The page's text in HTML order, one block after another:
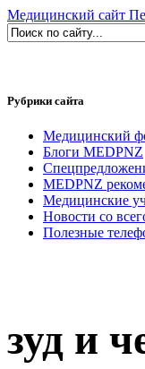
Медицинский сайт
Рубрики сайта
Медицинский
Блоги MEDPNZ
MEDPNZ
Медицинские
Новости со
Полезные
зуд и